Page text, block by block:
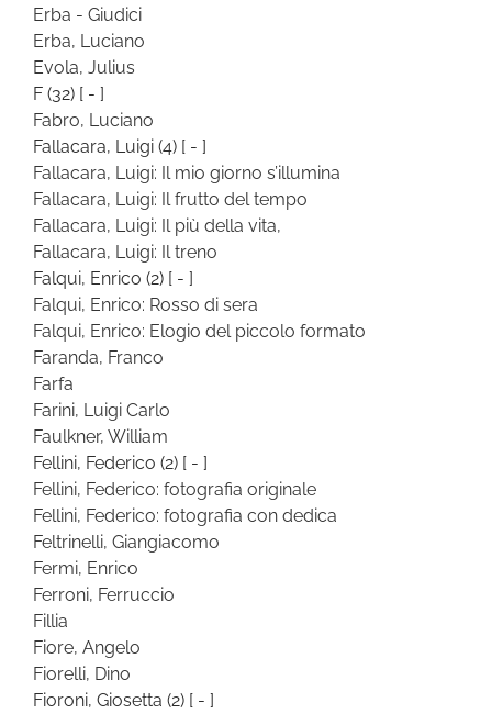
Erba - Giudici
Erba, Luciano
Evola, Julius
F (32) [ - ]
Fabro, Luciano
Fallacara, Luigi (4) [ - ]
Fallacara, Luigi: Il mio giorno s’illumina
Fallacara, Luigi: Il frutto del tempo
Fallacara, Luigi: Il più della vita,
Fallacara, Luigi: Il treno
Falqui, Enrico (2) [ - ]
Falqui, Enrico: Rosso di sera
Falqui, Enrico: Elogio del piccolo formato
Faranda, Franco
Farfa
Farini, Luigi Carlo
Faulkner, William
Fellini, Federico (2) [ - ]
Fellini, Federico: fotografia originale
Fellini, Federico: fotografia con dedica
Feltrinelli, Giangiacomo
Fermi, Enrico
Ferroni, Ferruccio
Fillia
Fiore, Angelo
Fiorelli, Dino
Fioroni, Giosetta (2) [ - ]